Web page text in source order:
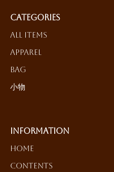
Categories
All Items
Apparel
Bag
小物
Information
HOME
Contents